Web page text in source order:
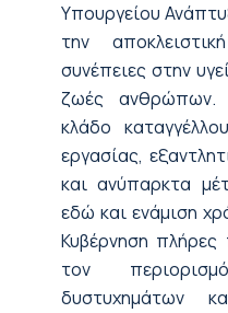
Υπουργείου
την
συνέπειες στην
ζωές ανθρώπων.
κλάδο
εργασίας,
και ανύπαρκτα
εδώ και ενάμιση
Κυβέρνηση
τον
δυστυχημάτων